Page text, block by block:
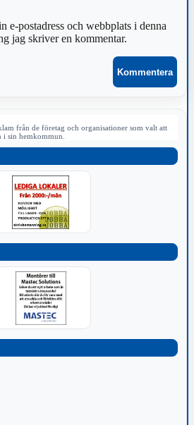
e-postadress och webbplats i denna
jag skriver en kommentar.
från de företag och organisationer som valt att
i sin hemkommun.